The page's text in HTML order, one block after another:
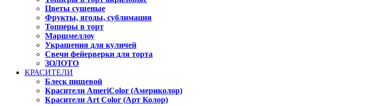
Цветы сушеные
Фрукты, ягоды, сублимация
Топперы в торт
Маршмеллоу
Украшения для куличей
Свечи фейерверки для торта
ЗОЛОТО
КРАСИТЕЛИ
Блеск пищевой
Красители AmeriColor (Америколор)
Красители Art Color (Арт Колор)